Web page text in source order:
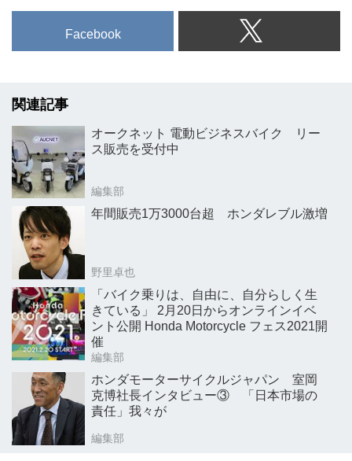
Facebook
関連記事
オークネット 電動ビジネスバイク リー
ス販売を受付中
編集部
年間販売1万3000台超 ホンダレブル激増
野里卓也
「バイク乗りは、自由に、自分らしく生
きている」 2月20日からオンラインイベ
ント公開 Honda Motorcycle フェス2021開
催
編集部
ホンダモーターサイクルジャパン 室岡
克博社長インタビュー③ 「日本市場の
責任」我々が
編集部